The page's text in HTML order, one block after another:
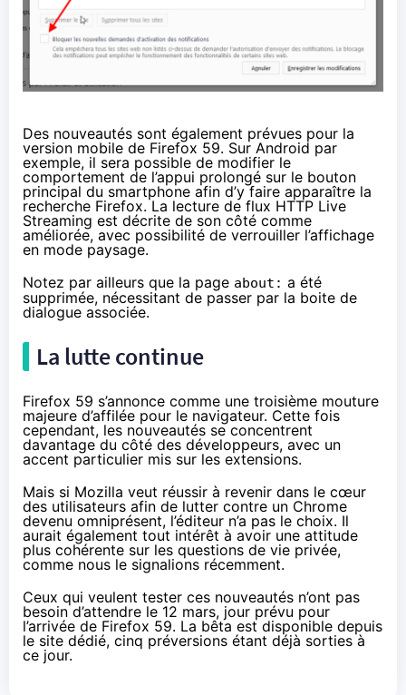
Des nouveautés sont également prévues pour la
version mobile de Firefox 59. Sur Android par
exemple, il sera possible de modifier le
comportement de l’appui prolongé sur le bouton
principal du smartphone afin d’y faire apparaître la
recherche Firefox. La lecture de flux HTTP Live
Streaming est décrite de son côté comme
améliorée, avec possibilité de verrouiller l’affichage
en mode paysage.
Notez par ailleurs que la page about: a été
supprimée, nécessitant de passer par la boite de
dialogue associée.
La lutte continue
Firefox 59 s’annonce comme une troisième mouture
majeure d’affilée pour le navigateur. Cette fois
cependant, les nouveautés se concentrent
davantage du côté des développeurs, avec un
accent particulier mis sur les extensions.
Mais si Mozilla veut réussir à revenir dans le cœur
des utilisateurs afin de lutter contre un Chrome
devenu omniprésent, l’éditeur n’a pas le choix. Il
aurait également tout intérêt à avoir une attitude
plus cohérente sur les questions de vie privée,
comme nous le signalions récemment.
Ceux qui veulent tester ces nouveautés n’ont pas
besoin d’attendre le 12 mars, jour prévu pour
l’arrivée de Firefox 59. La bêta est disponible depuis
le site dédié, cinq préversions étant déjà sorties à
ce jour.